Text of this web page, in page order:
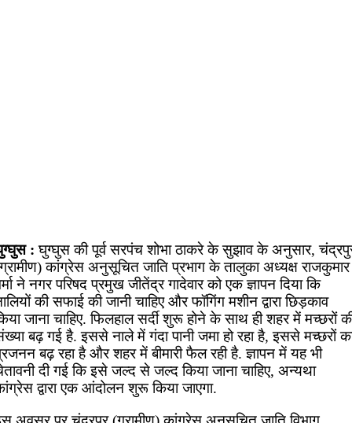
: घुग्घुस की पूर्व सरपंच शोभा ठाकरे के सुझाव के अनुसार,
कांग्रेस अनुसूचित जाति प्रभाग के तालुका अध्यक्ष राजकुमार
ने नगर परिषद प्रमुख जीतेंद्र गादेवार को एक ज्ञापन दिया कि
की सफाई की जानी चाहिए और फॉगिंग मशीन द्वारा छिड़काव
जाना चाहिए. फिलहाल सर्दी शुरू होने के साथ ही शहर में मच्छरों
बढ़ गई है. इससे नाले में गंदा पानी जमा हो रहा है, इससे मच्छरों
बढ़ रहा है और शहर में बीमारी फैल रही है. ज्ञापन में यह भी
दी गई कि इसे जल्द से जल्द किया जाना चाहिए, अन्यथा
द्वारा एक आंदोलन शुरू किया जाएगा.